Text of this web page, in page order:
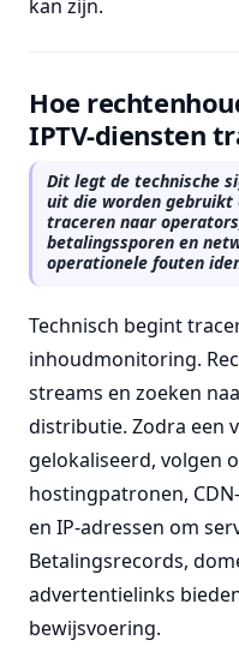
kan zijn.
Hoe
IPTV-diensten
Dit legt de technische
uit die worden gebruikt
traceren naar
betalingssporen en
operationele fouten
Technisch begint
inhoudmonitoring.
streams en zoeken
distributie. Zodra een
gelokaliseerd, volgen
hostingpatronen,
en IP-adressen om
Betalingsrecords,
advertentielinks
bewijsvoering.